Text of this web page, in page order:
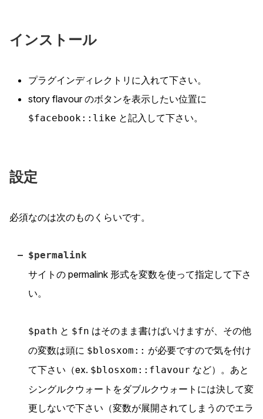
インストール
プラグインディレクトリに入れて下さい。
story flavour のボタンを表示したい位置に
$facebook::like と記入して下さい。
設定
必須なのは次のものくらいです。
$permalink
サイトの permalink 形式を変数を使って指定して下さ
い。
$path と $fn はそのまま書けばいけますが、その他
の変数は頭に $blosxom:: が必要ですので気を付け
て下さい（ex. $blosxom::flavour など）。あと
シングルクウォートをダブルクウォートには決して変
更しないで下さい（変数が展開されてしまうのでエラ